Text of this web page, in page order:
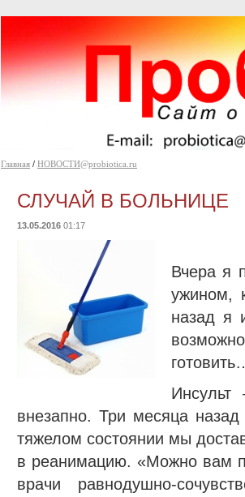
Главная / НОВОСТИ@probiotica.ru
СЛУЧАЙ В БОЛЬНИЦЕ
13.05.2016 01:17
Вчера я
ужином,
назад я
внезапно. Три месяца
тяжелом состоянии мы
в реанимацию. «Можно вам
врачи равнодушно-